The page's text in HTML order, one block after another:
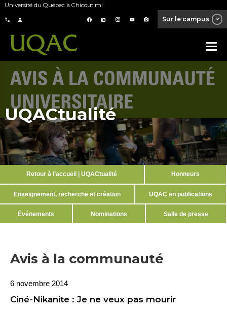
Université du Québec à Chicoutimi
Sur le campus
UQACtualité
Retour à l’accueil | UQACtualité Honneurs
Enseignement, recherche et création UQAC en publications
Événements Nominations Salle de presse
Avis à la communauté
6 novembre 2014
Ciné-Nikanite : Je ne veux pas mourir